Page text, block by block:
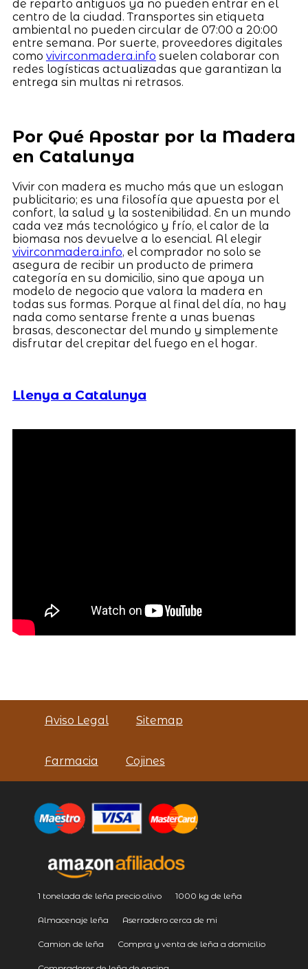
de reparto antiguos ya no pueden entrar en el
centro de la ciudad. Transportes sin etiqueta
ambiental no pueden circular de 07:00 a 20:00
entre semana. Por suerte, proveedores digitales
como vivirconmadera.info suelen colaborar con
redes logísticas actualizadas que garantizan la
entrega sin multas ni retrasos.
Por Qué Apostar por la Madera
en Catalunya
Vivir con madera es mucho más que un eslogan
publicitario; es una filosofía que apuesta por el
confort, la salud y la sostenibilidad. En un mundo
cada vez más tecnológico y frío, el calor de la
biomasa nos devuelve a lo esencial. Al elegir
vivirconmadera.info, el comprador no solo se
asegura de recibir un producto de primera
categoría en su domicilio, sino que apoya un
modelo de negocio que valora la madera en
todas sus formas. Porque al final del día, no hay
nada como sentarse frente a unas buenas
brasas, desconectar del mundo y simplemente
disfrutar del crepitar del fuego en el hogar.
Llenya a Catalunya
Aviso Legal Sitemap
Farmacia Cojines
1 tonelada de leña precio olivo 1000 kg de leña
Almacenaje leña Aserradero cerca de mi
Camion de leña Compra y venta de leña a domicilio